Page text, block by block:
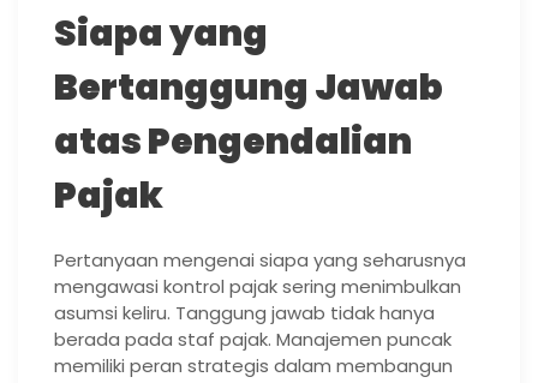
Siapa yang
Bertanggung Jawab
atas Pengendalian
Pajak
Pertanyaan mengenai siapa yang seharusnya
mengawasi kontrol pajak sering menimbulkan
asumsi keliru. Tanggung jawab tidak hanya
berada pada staf pajak. Manajemen puncak
memiliki peran strategis dalam membangun